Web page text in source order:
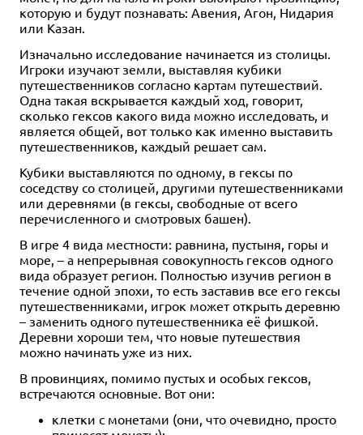
которую и будут познавать: Авения, Агон, Нидария
или Казан.
Изначально исследование начинается из столицы.
Игроки изучают земли, выставляя кубики
путешественников согласно картам путешествий.
Одна такая вскрывается каждый ход, говорит,
сколько гексов какого вида можно исследовать, и
является общей, вот только как именно выставить
путешественников, каждый решает сам.
Кубики выставляются по одному, в гексы по
соседству со столицей, другими путешественниками
или деревнями (в гексы, свободные от всего
перечисленного и смотровых башен).
В игре 4 вида местности: равнина, пустыня, горы и
море, – а непрерывная совокупность гексов одного
вида образует регион. Полностью изучив регион в
течение одной эпохи, то есть заставив все его гексы
путешественниками, игрок может открыть деревню
– заменить одного путешественника её фишкой.
Деревни хороши тем, что новые путешествия
можно начинать уже из них.
В провинциях, помимо пустых и особых гексов,
встречаются основные. Вот они:
клетки с монетами (они, что очевидно, просто